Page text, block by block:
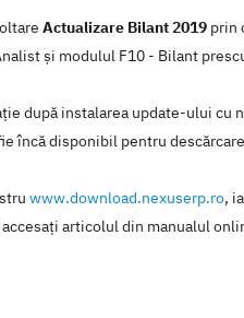
Actualizare Bilant 2019 prin
şi modulul F10 - Bilant
după instalarea update-ului cu
încă disponibil pentru
www.download.nexuserp.ro,
articolul din manualul